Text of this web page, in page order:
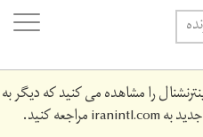
را مشاهده می کنید که دیگر به
بهiranintl.comمراجعه کنید.